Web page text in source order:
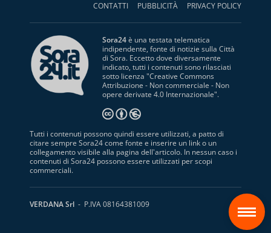
CONTATTI PUBBLICITÀ PRIVACY POLICY
Sora24è una testata telematica
indipendente, fonte di notizie sulla Città
di Sora. Eccetto dove diversamente
indicato, tutti i contenuti sono rilasciati
sotto licenza "Creative Commons
Attribuzione - Non commerciale - Non
opere derivate 4.0 Internazionale".
Tutti i contenuti possono quindi essere utilizzati, a patto di
citare sempre Sora24 come fonte e inserire un link o un
collegamento visibile alla pagina dell'articolo. In nessun caso i
contenuti di Sora24 possono essere utilizzati per scopi
commerciali.
VERDANA Srl - P.IVA 08164381009